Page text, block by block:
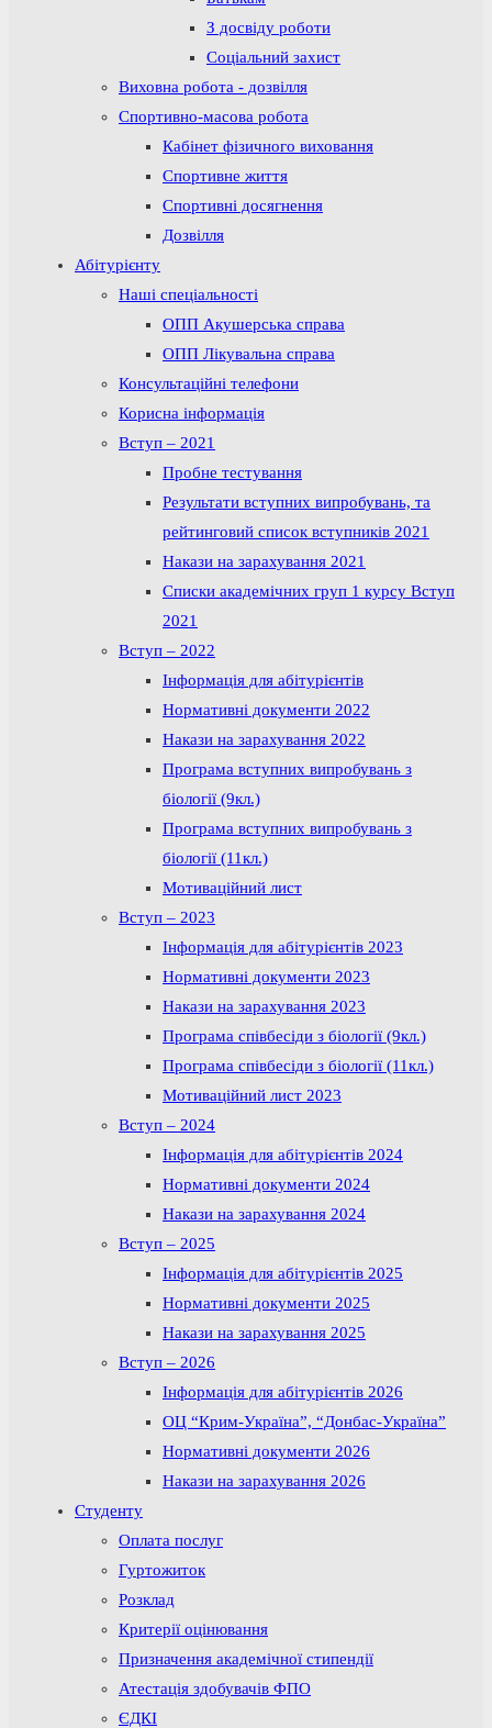
З досвіду роботи
Соціальний захист
Виховна робота - дозвілля
Спортивно-масова робота
Кабінет фізичного виховання
Спортивне життя
Спортивні досягнення
Дозвілля
Абітурієнту
Наші спеціальності
ОПП Акушерська справа
ОПП Лікувальна справа
Консультаційні телефони
Корисна інформація
Вступ – 2021
Пробне тестування
Результати вступних випробувань, та
рейтинговий список вступників 2021
Накази на зарахування 2021
Списки академічних груп 1 курсу Вступ
2021
Вступ – 2022
Інформація для абітурієнтів
Нормативні документи 2022
Накази на зарахування 2022
Програма вступних випробувань з
біології (9кл.)
Програма вступних випробувань з
біології (11кл.)
Мотиваційний лист
Вступ – 2023
Інформація для абітурієнтів 2023
Нормативні документи 2023
Накази на зарахування 2023
Програма співбесіди з біології (9кл.)
Програма співбесіди з біології (11кл.)
Мотиваційний лист 2023
Вступ – 2024
Інформація для абітурієнтів 2024
Нормативні документи 2024
Накази на зарахування 2024
Вступ – 2025
Інформація для абітурієнтів 2025
Нормативні документи 2025
Накази на зарахування 2025
Вступ – 2026
Інформація для абітурієнтів 2026
ОЦ “Крим-Україна”, “Донбас-Україна”
Нормативні документи 2026
Накази на зарахування 2026
Студенту
Оплата послуг
Гуртожиток
Розклад
Критерії оцінювання
Призначення академічної стипендії
Атестація здобувачів ФПО
ЄДКІ